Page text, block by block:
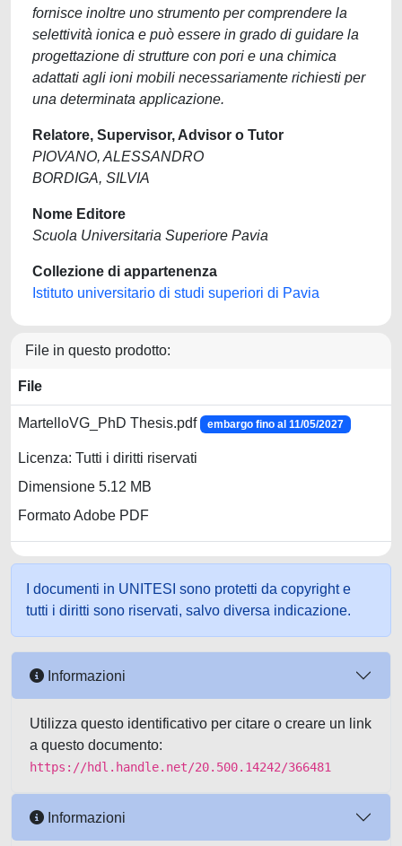
fornisce inoltre uno strumento per comprendere la
selettività ionica e può essere in grado di guidare la
progettazione di strutture con pori e una chimica
adattati agli ioni mobili necessariamente richiesti per
una determinata applicazione.
Relatore, Supervisor, Advisor o Tutor
PIOVANO, ALESSANDRO
BORDIGA, SILVIA
Nome Editore
Scuola Universitaria Superiore Pavia
Collezione di appartenenza
Istituto universitario di studi superiori di Pavia
File in questo prodotto:
File
MartelloVG_PhD Thesis.pdf embargo fino al 11/05/2027
Licenza: Tutti i diritti riservati
Dimensione 5.12 MB
Formato Adobe PDF
I documenti in UNITESI sono protetti da copyright e
tutti i diritti sono riservati, salvo diversa indicazione.
Informazioni
Utilizza questo identificativo per citare o creare un link
a questo documento:
https://hdl.handle.net/20.500.14242/366481
Informazioni